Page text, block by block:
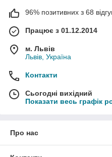
96% позитивних з 68
Працює з 01.12.2014
м. Львів
Львів, Україна
Контакти
Сьогодні вихідний
Показати весь графік
Про нас